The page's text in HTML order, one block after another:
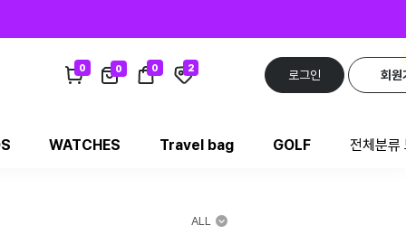
0 0 0 2
로그인 회원
WATCHES Travel bag GOLF 전체분류
ALL